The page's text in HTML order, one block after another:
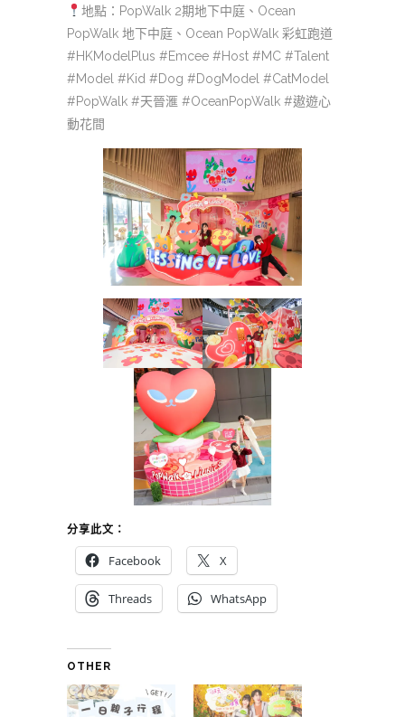
地點：PopWalk 2期地下中庭、Ocean
PopWalk 地下中庭、Ocean PopWalk 彩虹跑道
#HKModelPlus #Emcee #Host #MC #Talent
#Model #Kid #Dog #DogModel #CatModel
#PopWalk #天晉滙 #OceanPopWalk #遨遊心
動花間
分享此文：
Facebook X
Threads WhatsApp
OTHER